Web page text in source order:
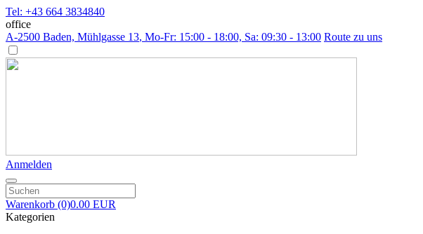
Tel: +43 664 3834840
office
A-2500 Baden, Mühlgasse 13, Mo-Fr: 15:00 - 18:00, Sa: 09:30 - 13:00 Route zu uns
Anmelden
Warenkorb (0)0.00 EUR
Kategorien